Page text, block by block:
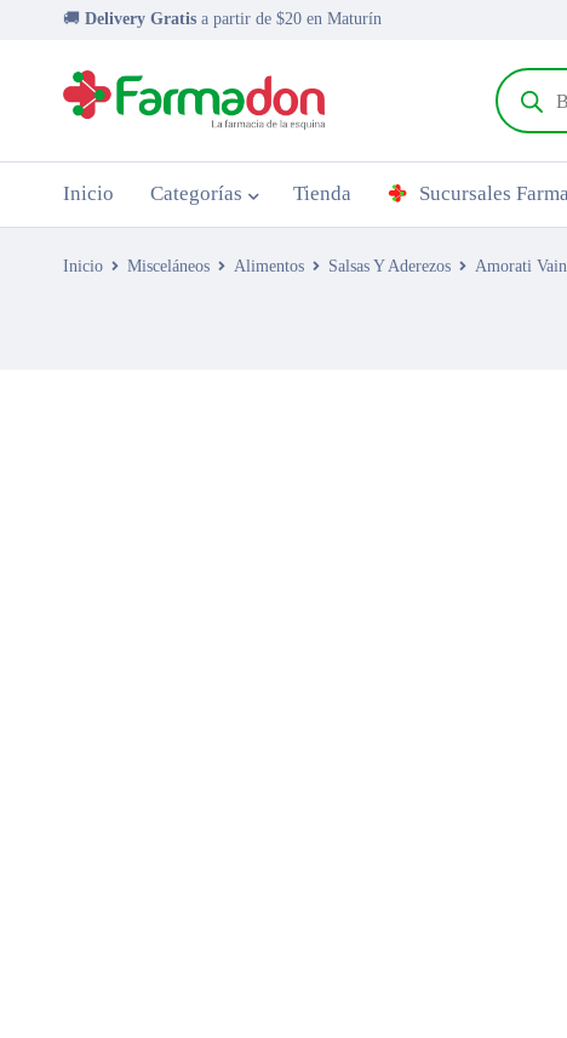
🚚 Delivery Gratis a partir de $20 en Maturín
Inicio Categorías Tienda Sucursales
Inicio Misceláneos Alimentos Salsas Y Aderezos Amorati